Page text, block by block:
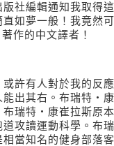
社編輯通知我取得
如夢一般！我竟然
著作的中文譯者！
許有人對於我的反
出其右。布瑞特 ‧
布瑞特 ‧ 康崔拉斯原
攻讀運動科學。布
當知名的健身部落